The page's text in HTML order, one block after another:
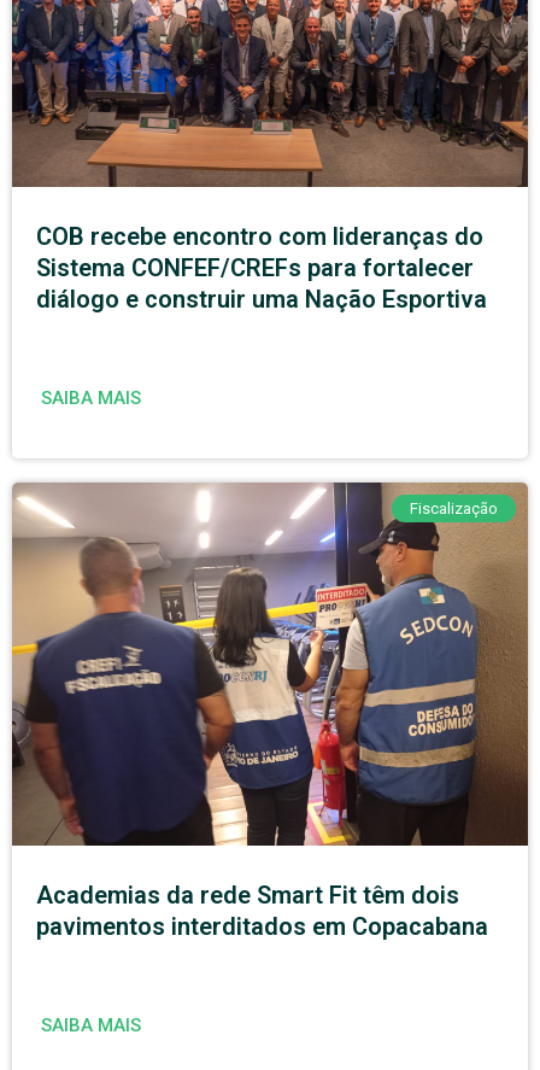
COB recebe encontro com lideranças do
Sistema CONFEF/CREFs para fortalecer
diálogo e construir uma Nação Esportiva
SAIBA MAIS
Fiscalização
Academias da rede Smart Fit têm dois
pavimentos interditados em Copacabana
SAIBA MAIS